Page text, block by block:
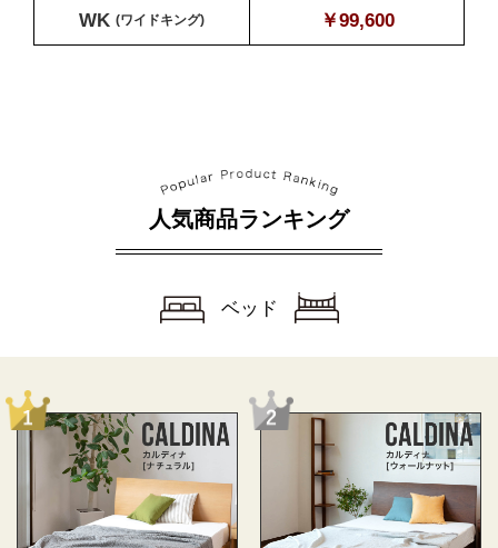
WK (ワイドキング) ￥99,600
人気商品ランキング
ベッド